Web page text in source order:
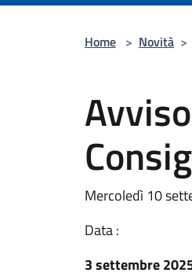
Home > Novità >
Mercoledì 10
Data :
3 settembre